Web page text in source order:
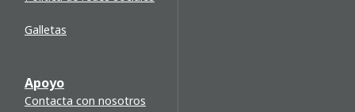
Galletas
Apoyo
Contacta con nosotros